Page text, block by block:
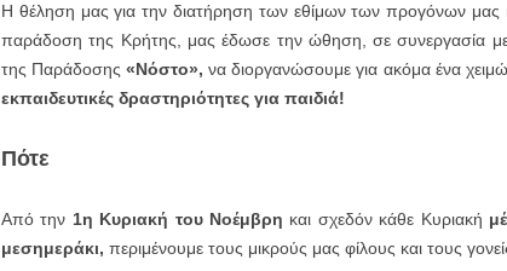
Η θέληση μας για την διατήρηση των εθίμων των προγόνων μας
παράδοση της Κρήτης, μας έδωσε την ώθηση, σε συνεργασία με
της Παράδοσης«Νόστο», να διοργανώσουμε για ακόμα ένα
εκπαιδευτικές δραστηριότητες για παιδιά!
Πότε
Από την 1η Κυριακή του Νοέμβρη και σχεδόν κάθε Κυριακή
μεσημεράκι, περιμένουμε τους μικρούς μας φίλους και τους